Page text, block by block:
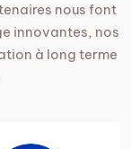
nous font
innovantes, nos
à long terme